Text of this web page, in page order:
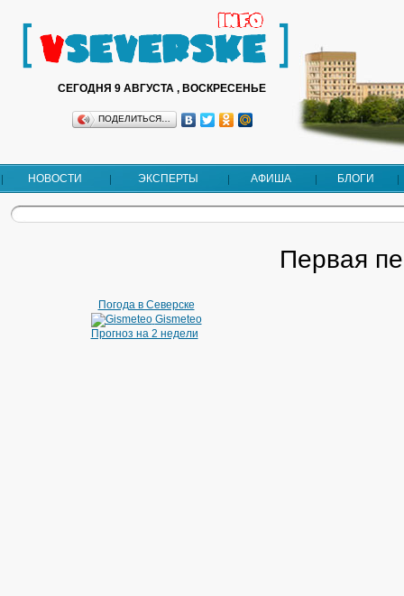
СЕГОДНЯ 9 АВГУСТА , ВОСКРЕСЕНЬЕ
ПОДЕЛИТЬСЯ…
НОВОСТИ ЭКСПЕРТЫ АФИША БЛОГИ
Погода в Северске
Gismeteo
Прогноз на 2 недели
Первая